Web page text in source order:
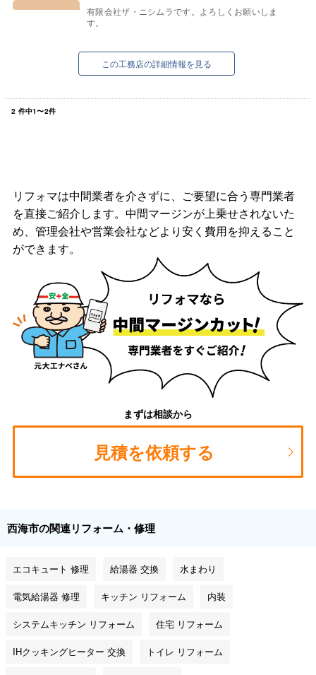
有限会社ザ・ニシムラです。よろしくお願いしま
す。
この工務店の詳細情報を見る
2 件中1〜2件
リフォマは中間業者を介さずに、ご要望に合う専門業者
を直接ご紹介します。中間マージンが上乗せされないた
め、管理会社や営業会社などより安く費用を抑えること
ができます。
まずは相談から
見積を依頼する
西海市の関連リフォーム・修理
エコキュート 修理 給湯器 交換 水まわり
電気給湯器 修理 キッチン リフォーム 内装
システムキッチン リフォーム 住宅 リフォーム
IHクッキングヒーター 交換 トイレ リフォーム